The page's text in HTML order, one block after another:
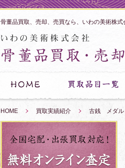
骨董品買取、売却、売買なら、いわの美術株式
HOME 買取実績紹介 古銭 メダ